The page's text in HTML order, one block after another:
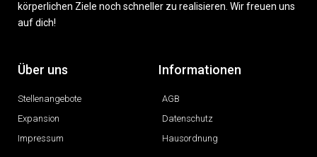
körperlichen Ziele noch schneller zu realisieren. Wir freuen uns
auf dich!
Über uns
Stellenangebote
Expansion
Impressum
Informationen
AGB
Datenschutz
Hausordnung